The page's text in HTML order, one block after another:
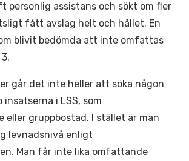
personlig assistans och sökt om fler
fått avslag helt och hållet. En
blivit bedömda att inte omfattas
går det inte heller att söka någon
insatserna i LSS, som
eller gruppbostad. I stället är man
levnadsnivå enligt
Man får inte lika omfattande